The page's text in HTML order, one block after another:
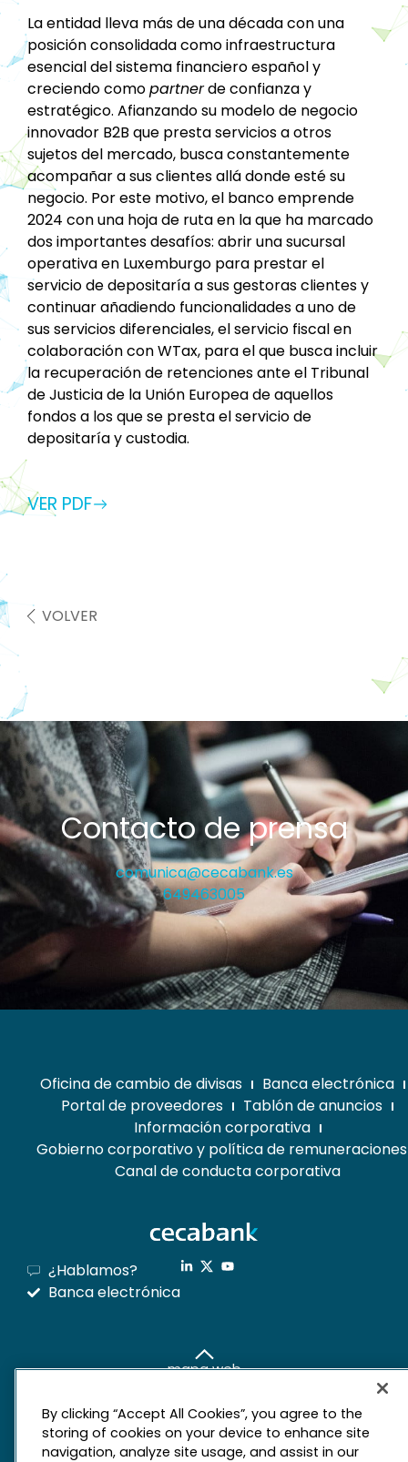
La entidad lleva más de una década con una
posición consolidada como infraestructura
esencial del sistema financiero español y
creciendo comopartnerde confianza y
estratégico. Afianzando su modelo de negocio
innovador B2B que presta servicios a otros
sujetos del mercado, busca constantemente
acompañar a sus clientes allá donde esté su
negocio. Por este motivo, el banco emprende
2024 con una hoja de ruta en la que ha marcado
dos importantes desafíos: abrir una sucursal
operativa en Luxemburgo para prestar el
servicio de depositaría a sus gestoras clientes y
continuar añadiendo funcionalidades a uno de
sus servicios diferenciales, el servicio fiscal en
colaboración con WTax, para el que busca incluir
la recuperación de retenciones ante el Tribunal
de Justicia de la Unión Europea de aquellos
fondos a los que se presta el servicio de
depositaría y custodia.
VER PDF
VOLVER
Contacto de prensa
comunica@cecabank.es
649463005
Oficina de cambio de divisas
Banca electrónica
Portal de proveedores
Tablón de anuncios
Información corporativa
Gobierno corporativo y política de remuneraciones
Canal de conducta corporativa
¿Hablamos?
Banca electrónica
mapa web
Aviso legal
Derechos de privacidad
Política de cookies
By clicking “Accept All Cookies”, you agree to the
storing of cookies on your device to enhance site
navigation, analyze site usage, and assist in our